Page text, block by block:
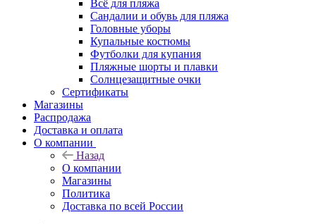
Всё для пляжа
Сандалии и обувь для пляжа
Головные уборы
Купальные костюмы
Футболки для купания
Пляжные шорты и плавки
Солнцезащитные очки
Сертификаты
Магазины
Распродажа
Доставка и оплата
О компании
Назад
О компании
Магазины
Политика
Доставка по всей России